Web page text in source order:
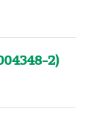
2)